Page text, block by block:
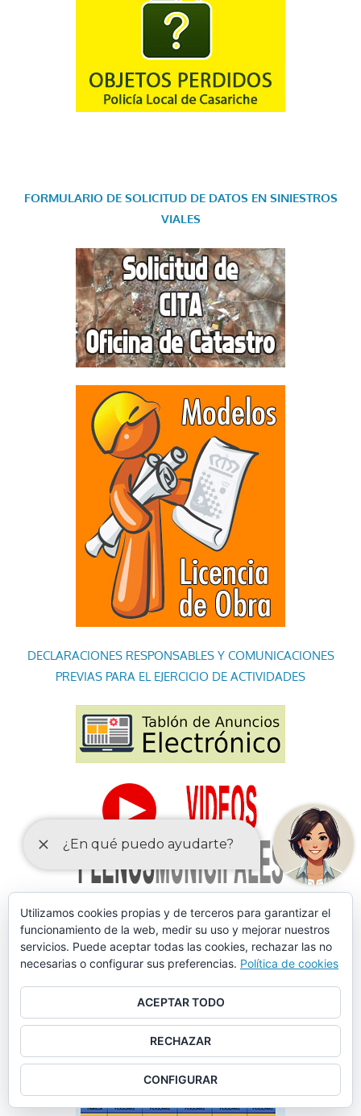
FORMULARIO DE SOLICITUD DE DATOS EN SINIESTROS
VIALES
DECLARACIONES RESPONSABLES Y COMUNICACIONES
PREVIAS PARA EL EJERCICIO DE ACTIVIDADES
Utilizamos cookies propias y de terceros para garantizar el
funcionamiento de la web, medir su uso y mejorar nuestros
servicios. Puede aceptar todas las cookies, rechazar las no
necesarias o configurar sus preferencias. Política de cookies
ACEPTAR TODO
RECHAZAR
CONFIGURAR